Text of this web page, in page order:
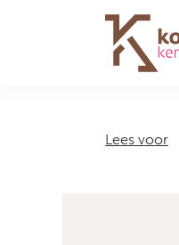
Navigation
Lees voor